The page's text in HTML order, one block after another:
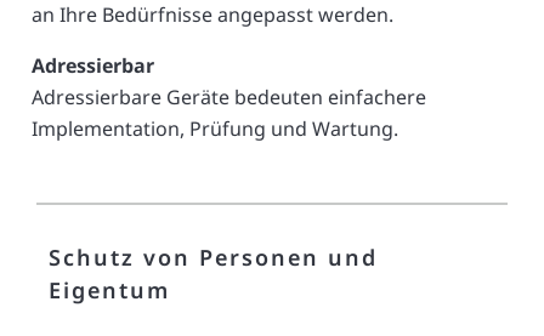
an Ihre Bedürfnisse angepasst werden.
Adressierbar
Adressierbare Geräte bedeuten einfachere
Implementation, Prüfung und Wartung.
Schutz von Personen und
Eigentum